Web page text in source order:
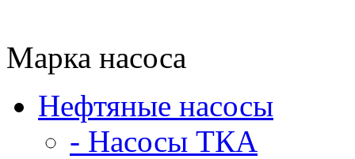
Марка насоса
Нефтяные насосы
- Насосы ТКА